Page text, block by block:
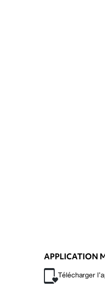
APPLICATION
Télécharger